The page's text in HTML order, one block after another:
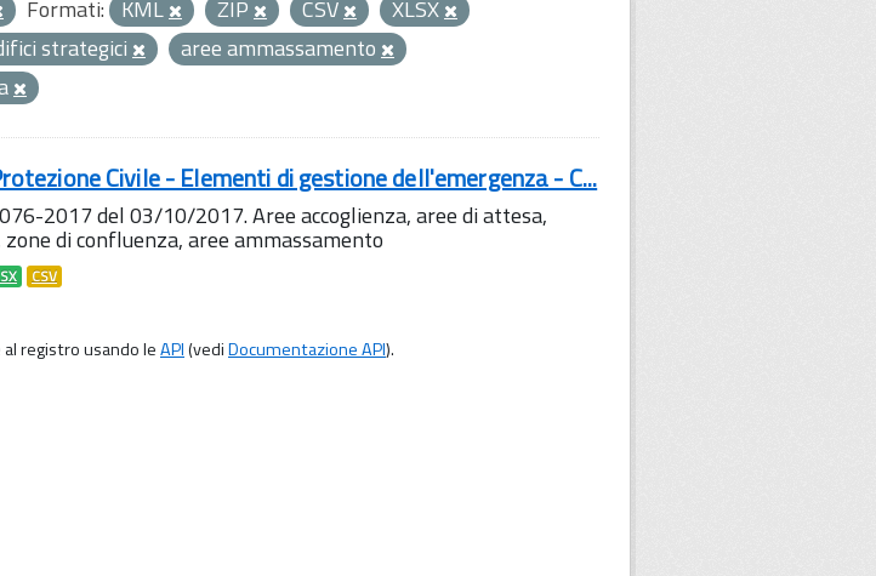
Formati: KML ZIP CSV
XLSX
strategici
aree ammassamento
Civile - Elementi di gestione dell'emergenza - C...
2017 del 03/10/2017. Aree accoglienza, aree di attesa,
di confluenza, aree ammassamento
CSV
registro usando leAPI(vediDocumentazione API).